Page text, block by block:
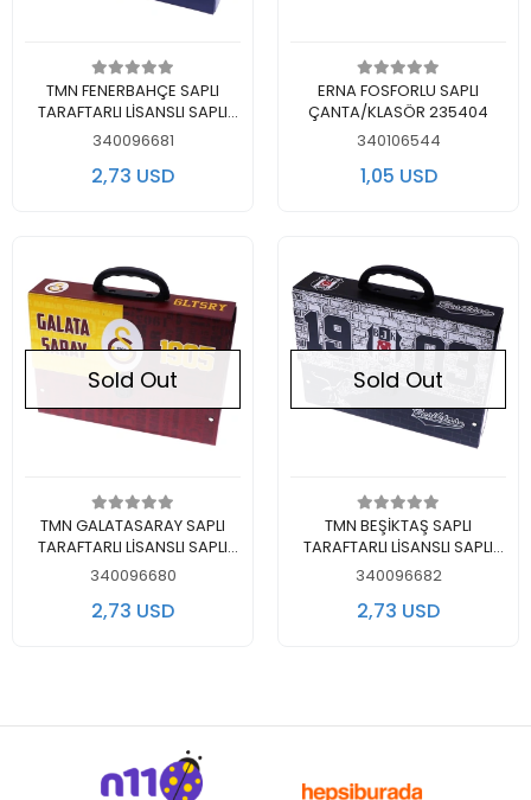
Out of stock
TMN FENERBAHÇE SAPLI
TARAFTARLI LİSANSLI SAPLI
ÇANTA 463627
340096681
2,73 USD
Out of stock
ERNA FOSFORLU SAPLI
ÇANTA/KLASÖR 235404
340106544
1,05 USD
Out of stock
Sold Out
TMN GALATASARAY SAPLI
TARAFTARLI LİSANSLI SAPLI
ÇANTA 463628
340096680
2,73 USD
Out of stock
Sold Out
TMN BEŞİKTAŞ SAPLI
TARAFTARLI LİSANSLI SAPLI
ÇANTA 463629
340096682
2,73 USD